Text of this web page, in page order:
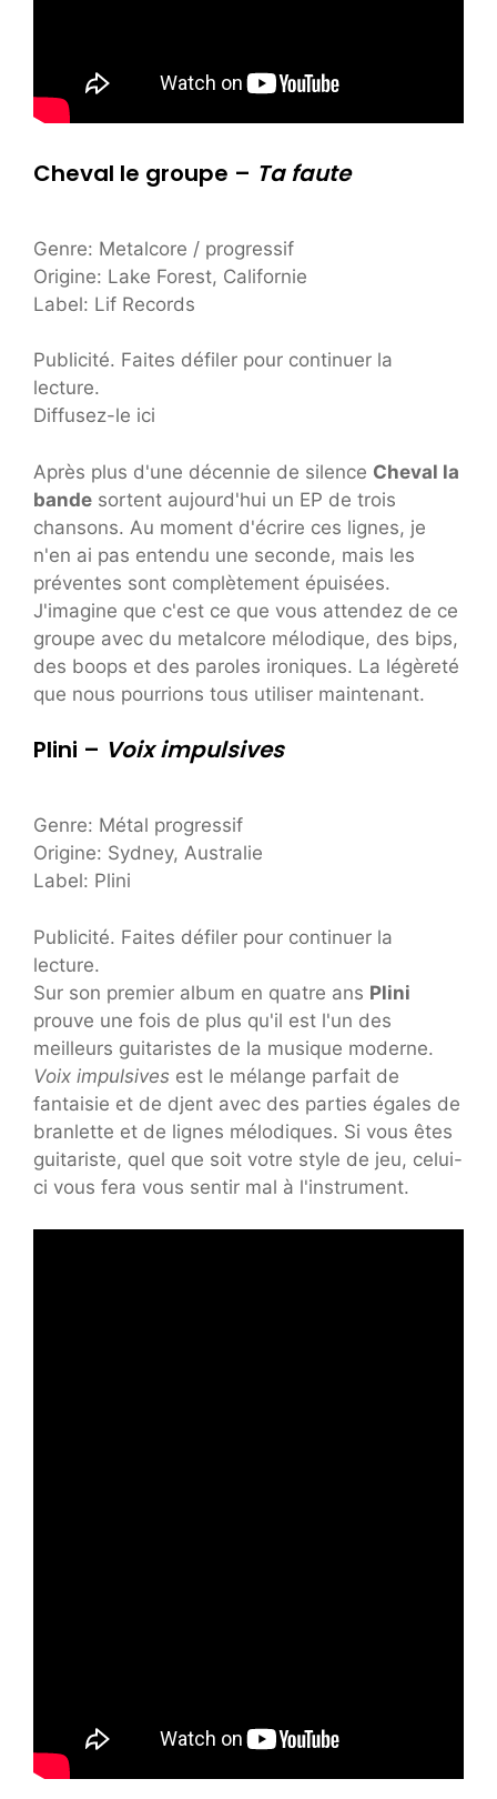
Cheval le groupe – Ta faute
Genre: Metalcore / progressif
Origine: Lake Forest, Californie
Label: Lif Records
Publicité. Faites défiler pour continuer la
lecture.
Diffusez-le ici
Après plus d'une décennie de silence Cheval la
bande sortent aujourd'hui un EP de trois
chansons. Au moment d'écrire ces lignes, je
n'en ai pas entendu une seconde, mais les
préventes sont complètement épuisées.
J'imagine que c'est ce que vous attendez de ce
groupe avec du metalcore mélodique, des bips,
des boops et des paroles ironiques. La légèreté
que nous pourrions tous utiliser maintenant.
Plini – Voix impulsives
Genre: Métal progressif
Origine: Sydney, Australie
Label: Plini
Publicité. Faites défiler pour continuer la
lecture.
Sur son premier album en quatre ans Plini
prouve une fois de plus qu'il est l'un des
meilleurs guitaristes de la musique moderne.
Voix impulsives est le mélange parfait de
fantaisie et de djent avec des parties égales de
branlette et de lignes mélodiques. Si vous êtes
guitariste, quel que soit votre style de jeu, celui-
ci vous fera vous sentir mal à l'instrument.